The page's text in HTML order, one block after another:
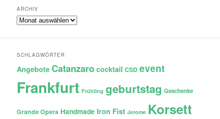
ARCHIV
Archiv
SCHLAGWÖRTER
Angebote Catanzaro cocktail CSD event
Frankfurt Frühling geburtstag Geschenke
Grande Opera Handmade Iron Fist Jerome Korsett